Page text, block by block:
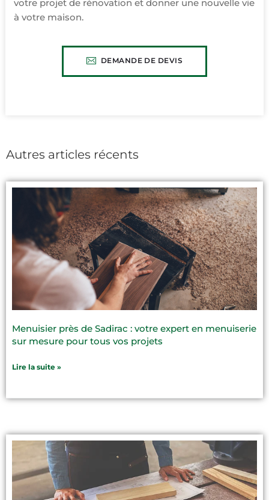
votre projet de rénovation et donner une nouvelle vie
à votre maison.
DEMANDE DE DEVIS
Autres articles récents
Menuisier près de Sadirac : votre expert en menuiserie
sur mesure pour tous vos projets
Lire la suite »